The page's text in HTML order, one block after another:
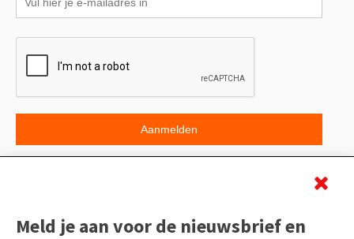
Meld je aan voor de nieuwsbrief en